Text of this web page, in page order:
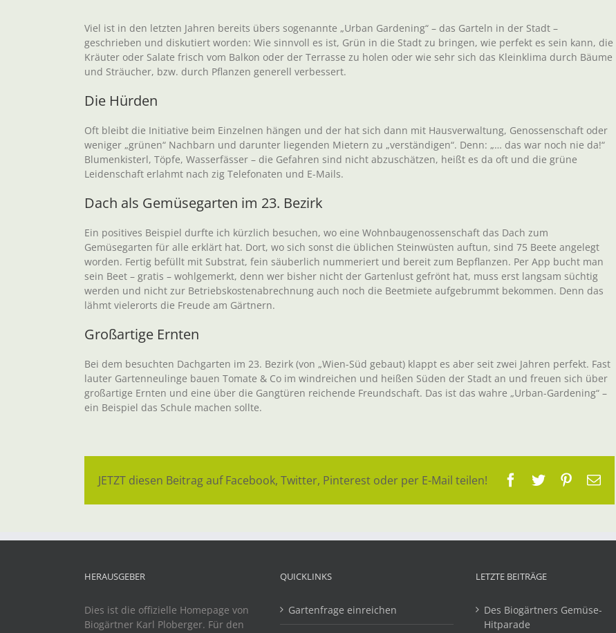
Viel ist in den letzten Jahren bereits übers sogenannte „Urban Gardening“ – das Garteln in der Stadt –
geschrieben und diskutiert worden: Wie sinnvoll es ist, Grün in die Stadt zu bringen, wie perfekt es sein kann, die
Kräuter oder Salate frisch vom Balkon oder der Terrasse zu holen oder wie sehr sich das Kleinklima durch Bäume
und Sträucher, bzw. durch Pflanzen generell verbessert.
Die Hürden
Oft bleibt die Initiative beim Einzelnen hängen und der hat sich dann mit Hausverwaltung, Genossenschaft oder
weniger „grünen“ Nachbarn und darunter liegenden Mietern zu „verständigen“. Denn: „… das war noch nie da!“
Blumenkisterl, Töpfe, Wasserfässer – die Gefahren sind nicht abzuschätzen, heißt es da oft und die grüne
Leidenschaft erlahmt nach zig Telefonaten und E-Mails.
Dach als Gemüsegarten im 23. Bezirk
Ein positives Beispiel durfte ich kürzlich besuchen, wo eine Wohnbaugenossenschaft das Dach zum
Gemüsegarten für alle erklärt hat. Dort, wo sich sonst die üblichen Steinwüsten auftun, sind 75 Beete angelegt
worden. Fertig befüllt mit Substrat, fein säuberlich nummeriert und bereit zum Bepflanzen. Per App bucht man
sein Beet – gratis – wohlgemerkt, denn wer bisher nicht der Gartenlust gefrönt hat, muss erst langsam süchtig
werden und nicht zur Betriebskostenabrechnung auch noch die Beetmiete aufgebrummt bekommen. Denn das
lähmt vielerorts die Freude am Gärtnern.
Großartige Ernten
Bei dem besuchten Dachgarten im 23. Bezirk (von „Wien-Süd gebaut) klappt es aber seit zwei Jahren perfekt. Fast
lauter Gartenneulinge bauen Tomate & Co im windreichen und heißen Süden der Stadt an und freuen sich über
großartige Ernten und eine über die Gangtüren reichende Freundschaft. Das ist das wahre „Urban-Gardening“ –
ein Beispiel das Schule machen sollte.
JETZT diesen Beitrag auf Facebook, Twitter, Pinterest oder per E-Mail teilen! Facebook
TwitterPinterest
E-
HERAUSGEBER
Dies ist die offizielle Homepage von
Biogärtner Karl Ploberger. Für den
QUICKLINKS
Gartenfrage einreichen
LETZTE BEITRÄGE
Des Biogärtners Gemüse-
Hitparade